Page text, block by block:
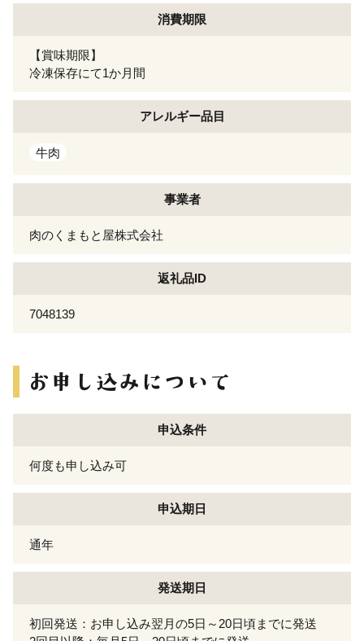
消費期限
【賞味期限】
冷凍保存にて1か月間
アレルギー品目
牛肉
事業者
肉のくまもと屋株式会社
返礼品ID
7048139
申込条件
何度も申し込み可
申込期日
通年
発送期日
初回発送：お申し込み翌月の5日～20日頃までに発送